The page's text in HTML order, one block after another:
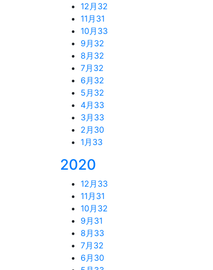
12月 32
11月 31
10月 33
9月 32
8月 32
7月 32
6月 32
5月 32
4月 33
3月 33
2月 30
1月 33
2020
12月 33
11月 31
10月 32
9月 31
8月 33
7月 32
6月 30